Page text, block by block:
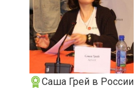
Саша Грей в России